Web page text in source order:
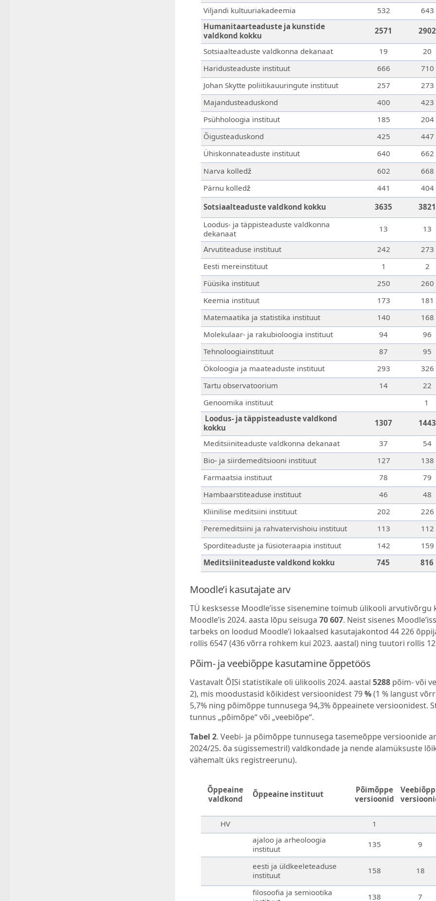
Viljandi kultuuriakadeemia
532
643
Humanitaarteaduste ja kunstide
valdkond kokku
2571 2902
Sotsiaalteaduste valdkonna dekanaat 19
20
Haridusteaduste instituut
666
710
Johan Skytte poliitikauuringute instituut
257
273
Majandusteaduskond
400
423
Psühholoogia instituut
185
204
Õigusteaduskond
425
447
Ühiskonnateaduste instituut
640
662
Narva kolledž 602
668
Pärnu kolledž 441 404
Sotsiaalteaduste valdkond kokku 3635
3821
Loodus- ja täppisteaduste valdkonna
dekanaat
13 13
Arvutiteaduse instituut 242
273
Eesti mereinstituut
1
2
Füüsika instituut
250
260
Keemia instituut
173
181
Matemaatika ja statistika instituut
140
168
Molekulaar- ja rakubioloogia instituut
94
96
Tehnoloogiainstituut
87
95
Ökoloogia ja maateaduste instituut
293
326
Tartu observatoorium
14
22
Genoomika instituut
1
Loodus- ja täppisteaduste valdkond
kokku
1307 1443
Meditsiiniteaduste valdkonna dekanaat 37
54
Bio- ja siirdemeditsiooni instituut
127
138
Farmaatsia instituut
78
79
Hambaarstiteaduse instituut
46
48
Kliinilise meditsiini instituut
202
226
Peremeditsiini ja rahvatervishoiu instituut
113
112
Sporditeaduste ja füsioteraapia instituut
142
159
Meditsiiniteaduste valdkond kokku
745 816
Moodle’i kasutajate arv
TÜ kesksesse Moodle’isse sisenemine toimub ülikooli
Moodle’is 2024. aasta lõpu seisuga 70 607. Neist sisenes
tarbeks on loodud Moodle’i lokaalsed kasutajakontod 44 226
rollis 6547 (436 võrra rohkem kui 2023. aastal) ning tuutori rollis
Põim- ja veebiõppe kasutamine õppetöös
Vastavalt ÕISi statistikale oli ülikoolis 2024. aastal 5288 põim- või
2), mis moodustasid kõikidest versioonidest 79 % (1 % langust
5,7% ning põimõppe tunnusega 94,3% õppeainete versioonidest.
tunnus „põimõpe“ või „veebiõpe“.
Tabel 2. Veebi- ja põimõppe tunnusega tasemeõppe versioonide
2024/25. õa sügissemestril) valdkondade ja nende alamüksuste
vähemalt üks registreerunu).
Õppeaine
valdkond
Õppeaine instituut
Põimõppe
versioonid
HV
1
ajaloo ja arheoloogia
instituut
135 9
eesti ja üldkeeleteaduse
instituut
158 18
filosoofia ja semiootika
138 7